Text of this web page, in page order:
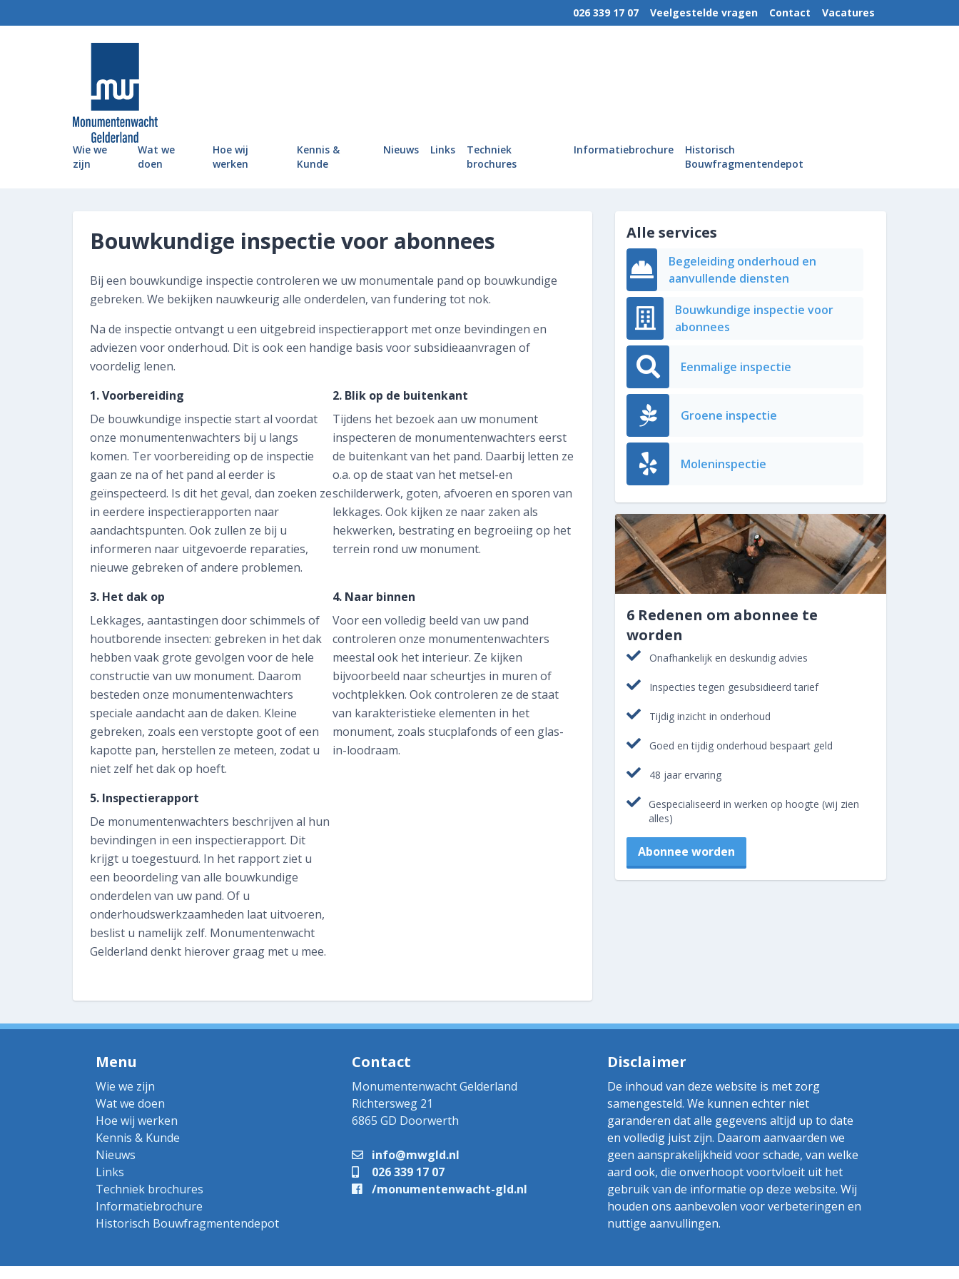
026 339 17 07 Veelgestelde vragen Contact Vacatures
MonumentenWacht Gelderland
Wie we
zijn
Wat we
doen
Hoe wij
werken
Kennis &
Kunde
Nieuws Links
Techniek
brochures
Informatiebrochure
Historisch
Bouwfragmentendepot
Bouwkundige inspectie voor abonnees
Bij een bouwkundige inspectie controleren we uw monumentale pand op bouwkundige
gebreken. We bekijken nauwkeurig alle onderdelen, van fundering tot nok.
Na de inspectie ontvangt u een uitgebreid inspectierapport met onze bevindingen en
adviezen voor onderhoud. Dit is ook een handige basis voor subsidieaanvragen of
voordelig lenen.
1. Voorbereiding
De bouwkundige inspectie start al voordat
onze monumentenwachters bij u langs
komen. Ter voorbereiding op de inspectie
gaan ze na of het pand al eerder is
geïnspecteerd. Is dit het geval, dan zoeken ze
in eerdere inspectierapporten naar
aandachtspunten. Ook zullen ze bij u
informeren naar uitgevoerde reparaties,
nieuwe gebreken of andere problemen.
2. Blik op de buitenkant
Tijdens het bezoek aan uw monument
inspecteren de monumentenwachters eerst
de buitenkant van het pand. Daarbij letten ze
o.a. op de staat van het metsel-en
schilderwerk, goten, afvoeren en sporen van
lekkages. Ook kijken ze naar zaken als
hekwerken, bestrating en begroeiing op het
terrein rond uw monument.
3. Het dak op
Lekkages, aantastingen door schimmels of
houtborende insecten: gebreken in het dak
hebben vaak grote gevolgen voor de hele
constructie van uw monument. Daarom
besteden onze monumentenwachters
speciale aandacht aan de daken. Kleine
gebreken, zoals een verstopte goot of een
kapotte pan, herstellen ze meteen, zodat u
niet zelf het dak op hoeft.
4. Naar binnen
Voor een volledig beeld van uw pand
controleren onze monumentenwachters
meestal ook het interieur. Ze kijken
bijvoorbeeld naar scheurtjes in muren of
vochtplekken. Ook controleren ze de staat
van karakteristieke elementen in het
monument, zoals stucplafonds of een glas-
in-loodraam.
5. Inspectierapport
De monumentenwachters beschrijven al hun
bevindingen in een inspectierapport. Dit
krijgt u toegestuurd. In het rapport ziet u
een beoordeling van alle bouwkundige
onderdelen van uw pand. Of u
onderhoudswerkzaamheden laat uitvoeren,
beslist u namelijk zelf. Monumentenwacht
Gelderland denkt hierover graag met u mee.
Alle services
Begeleiding onderhoud en
aanvullende diensten
Bouwkundige inspectie voor
abonnees
Eenmalige inspectie
Groene inspectie
Moleninspectie
6 Redenen om abonnee te
worden
Onafhankelijk en deskundig advies
Inspecties tegen gesubsidieerd tarief
Tijdig inzicht in onderhoud
Goed en tijdig onderhoud bespaart geld
48 jaar ervaring
Gespecialiseerd in werken op hoogte (wij zien
alles)
Abonnee worden
Menu
Wie we zijn
Wat we doen
Hoe wij werken
Kennis & Kunde
Nieuws
Links
Techniek brochures
Informatiebrochure
Historisch Bouwfragmentendepot
Contact
Monumentenwacht Gelderland
Richtersweg 21
6865 GD Doorwerth
info@mwgld.nl
026 339 17 07
/monumentenwacht-gld.nl
Disclaimer
De inhoud van deze website is met zorg
samengesteld. We kunnen echter niet
garanderen dat alle gegevens altijd up to date
en volledig juist zijn. Daarom aanvaarden we
geen aansprakelijkheid voor schade, van welke
aard ook, die onverhoopt voortvloeit uit het
gebruik van de informatie op deze website. Wij
houden ons aanbevolen voor verbeteringen en
nuttige aanvullingen.
Hoe wij werken
Links
Techniek brochures
Informatiebrochure
Historisch Bouwfragmentendepot
026 339 17 07
Veelgestelde vragen
Contact
Vacatures
SNEL REGELEN
Wat kost het?
Inspectie plannen